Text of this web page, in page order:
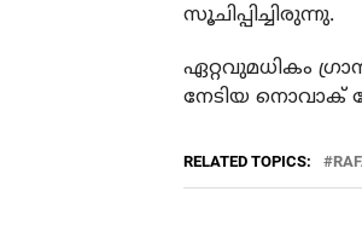
സൂചിപ്പിച്ചിരുന്നു.
ഏറ്റവുമധികം
നേടിയ നൊവാക്
RELATED TOPICS: